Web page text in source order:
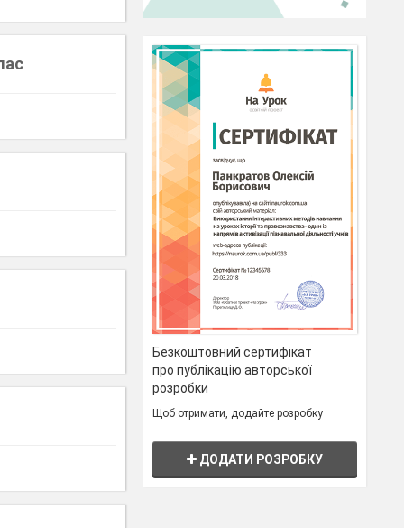
Безкоштовний сертифікат
про публікацію авторської
розробки
Щоб отримати, додайте розробку
ДОДАТИ РОЗРОБКУ